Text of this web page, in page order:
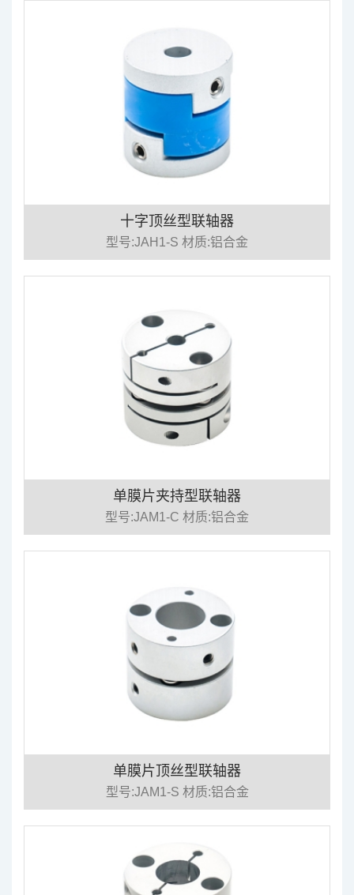
十字顶丝型联轴器
型号:JAH1-S 材质:铝合金
单膜片夹持型联轴器
型号:JAM1-C 材质:铝合金
单膜片顶丝型联轴器
型号:JAM1-S 材质:铝合金